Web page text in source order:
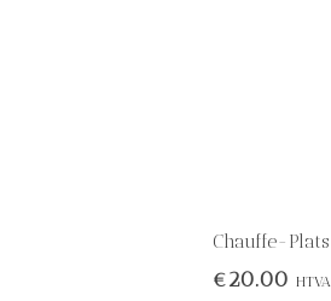
Chauffe-Plats
€20.00 HTVA